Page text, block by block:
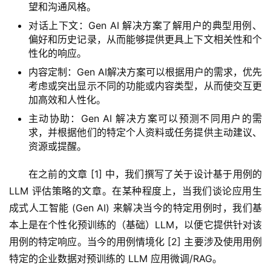
望和沟通风格。
对话上下文：Gen AI 解决方案了解用户的典型用例、
偏好和历史记录，从而能够提供更具上下文相关性和个
性化的响应。
内容定制：Gen AI解决方案可以根据用户的需求，优先
考虑或突出显示不同的功能或内容类型，从而使交互更
加高效和人性化。
主动协助：Gen AI 解决方案可以预测不同用户的需
求，并根据他们的特定个人资料或任务提供主动建议、
资源或提醒。
在之前的文章 [1] 中，我们撰写了关于设计基于用例的
LLM 评估策略的文章。在某种程度上，当我们谈论应用生
成式人工智能 (Gen AI) 来解决当今的特定用例时，我们基
本上是在个性化预训练的（基础）LLM，以便它提供针对该
用例的特定响应。当今的用例情境化 [2] 主要涉及使用用例
特定的企业数据对预训练的 LLM 应用微调/RAG。